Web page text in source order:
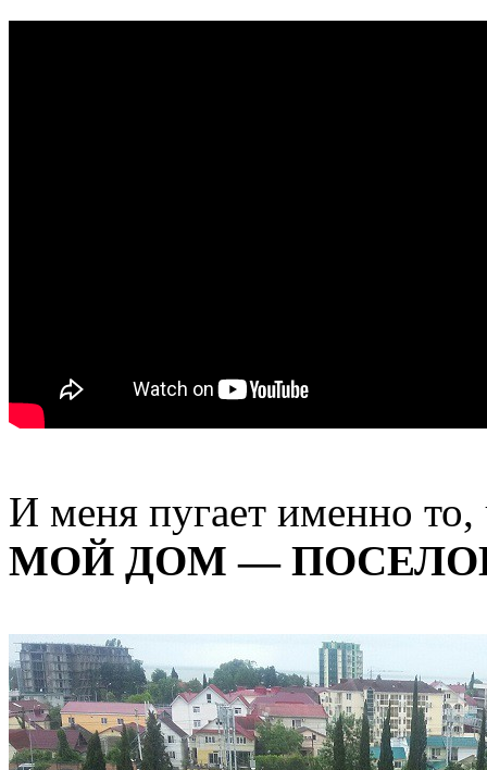
И меня пугает именно то,
МОЙ ДОМ —